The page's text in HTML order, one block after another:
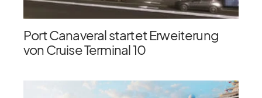
Port Canaveral startet Erweiterung
von Cruise Terminal 10